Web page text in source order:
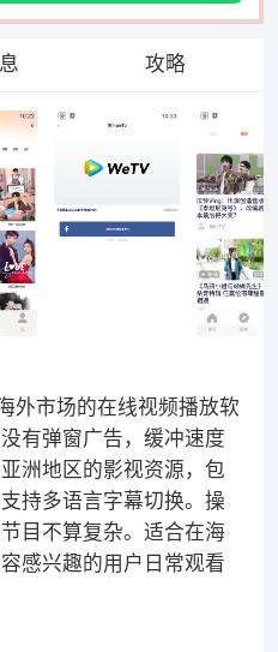
攻略
外市场的在线视频播放软
有弹窗广告，缓冲速度
洲地区的影视资源，包
持多语言字幕切换。操
目不算复杂。适合在海
感兴趣的用户日常观看